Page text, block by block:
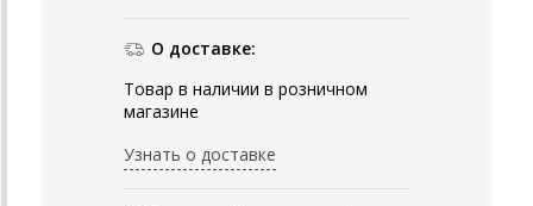
О доставке:
Товар в наличии в розничном
магазине
Узнать о доставке